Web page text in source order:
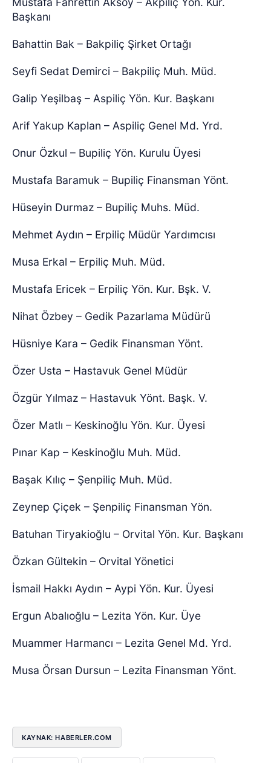
Başkanı
Bahattin Bak – Bakpiliç Şirket Ortağı
Seyfi Sedat Demirci – Bakpiliç Muh. Müd.
Galip Yeşilbaş – Aspiliç Yön. Kur. Başkanı
Arif Yakup Kaplan – Aspiliç Genel Md. Yrd.
Onur Özkul – Bupiliç Yön. Kurulu Üyesi
Mustafa Baramuk – Bupiliç Finansman Yönt.
Hüseyin Durmaz – Bupiliç Muhs. Müd.
Mehmet Aydın – Erpiliç Müdür Yardımcısı
Musa Erkal – Erpiliç Muh. Müd.
Mustafa Ericek – Erpiliç Yön. Kur. Bşk. V.
Nihat Özbey – Gedik Pazarlama Müdürü
Hüsniye Kara – Gedik Finansman Yönt.
Özer Usta – Hastavuk Genel Müdür
Özgür Yılmaz – Hastavuk Yönt. Başk. V.
Özer Matlı – Keskinoğlu Yön. Kur. Üyesi
Pınar Kap – Keskinoğlu Muh. Müd.
Başak Kılıç – Şenpiliç Muh. Müd.
Zeynep Çiçek – Şenpiliç Finansman Yön.
Batuhan Tiryakioğlu – Orvital Yön. Kur. Başkanı
Özkan Gültekin – Orvital Yönetici
İsmail Hakkı Aydın – Aypi Yön. Kur. Üyesi
Ergun Abalıoğlu – Lezita Yön. Kur. Üye
Muammer Harmancı – Lezita Genel Md. Yrd.
Musa Örsan Dursun – Lezita Finansman Yönt.
KAYNAK: HABERLER.COM